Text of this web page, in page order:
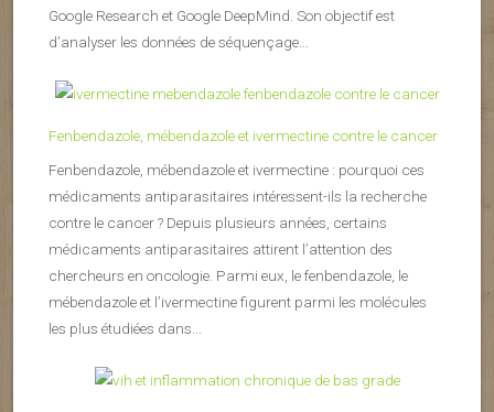
Google Research et Google DeepMind. Son objectif est
d’analyser les données de séquençage...
Fenbendazole, mébendazole et ivermectine contre le cancer
Fenbendazole, mébendazole et ivermectine : pourquoi ces
médicaments antiparasitaires intéressent-ils la recherche
contre le cancer ? Depuis plusieurs années, certains
médicaments antiparasitaires attirent l’attention des
chercheurs en oncologie. Parmi eux, le fenbendazole, le
mébendazole et l’ivermectine figurent parmi les molécules
les plus étudiées dans...